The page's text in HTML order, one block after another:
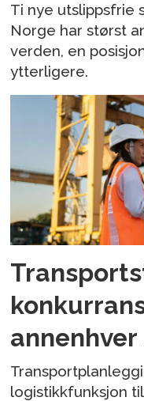
Ti nye utslippsfrie
Norge har størst
verden, en
ytterligere.
logistikkfunksjon